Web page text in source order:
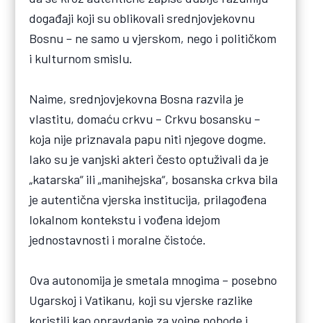
događaji koji su oblikovali srednjovjekovnu
Bosnu – ne samo u vjerskom, nego i političkom
i kulturnom smislu.
Naime, srednjovjekovna Bosna razvila je
vlastitu, domaću crkvu – Crkvu bosansku –
koja nije priznavala papu niti njegove dogme.
Iako su je vanjski akteri često optuživali da je
„katarska“ ili „manihejska“, bosanska crkva bila
je autentična vjerska institucija, prilagođena
lokalnom kontekstu i vođena idejom
jednostavnosti i moralne čistoće.
Ova autonomija je smetala mnogima – posebno
Ugarskoj i Vatikanu, koji su vjerske razlike